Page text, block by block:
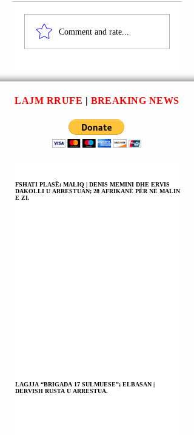
POSAÇME
ORGANIZUAR
(SPAK) MORI TË
PANDEHUR
DREJTORIN E
AUTORITETIT
RRUGOR
Comment and rate...
LAJM RRUFE | BREAKING NEWS
FSHATI PLASË; MALIQ | DENIS MEMINI DHE ERVIS
DAKOLLI U ARRESTUAN; 28 AFRIKANË PËR NË MALIN
E ZI.
LAGJJA “BRIGADA 17 SULMUESE”; ELBASAN |
DERVISH RUSTA U ARRESTUA.